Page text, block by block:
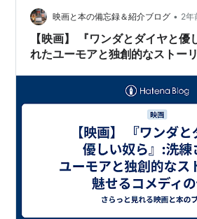
映画と本の備忘録＆紹介ブログ • 2年
【映画】 『ワンダとダイヤと優
れたユーモアと独創的なストー